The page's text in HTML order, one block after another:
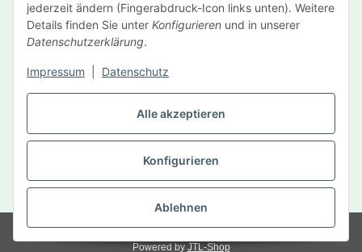
Alle akzeptieren
Konfigurieren
Ablehnen
jederzeit ändern (Fingerabdruck-Icon links unten). Weitere
Details finden Sie unter Konfigurieren und in unserer
Datenschutzerklärung.
Impressum Datenschutz
Hersteller
Vertrag widerrufen
* Alle Preise inkl. gesetzlicher USt., zzgl.Versand
Powered by JTL-Shop